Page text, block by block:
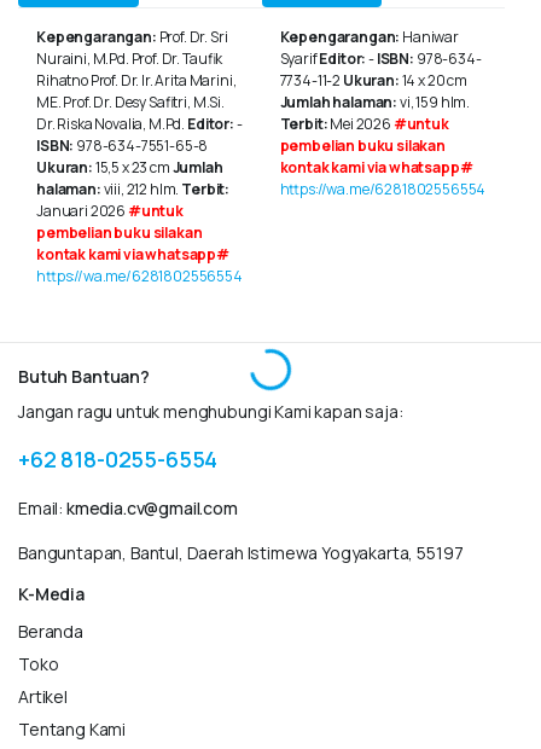
Kepengarangan: Prof. Dr. Sri
Nuraini, M.Pd. Prof. Dr. Taufik
Rihatno Prof. Dr. Ir. Arita Marini,
ME. Prof. Dr. Desy Safitri, M.Si.
Dr. Riska Novalia, M.Pd. Editor:-
ISBN: 978-634-7551-65-8
Ukuran:15,5 x 23 cmJumlah
halaman:viii, 212 hlm. Terbit:
Januari 2026 #untuk
pembelian buku silakan
kontak kami via whatsapp#
https://wa.me/6281802556554
Kepengarangan: Haniwar
SyarifEditor:-ISBN: 978-634-
7734-11-2 Ukuran:14 x 20 cm
Jumlah halaman:vi, 159 hlm.
Terbit:Mei 2026 #untuk
pembelian buku silakan
kontak kami via whatsapp#
https://wa.me/6281802556554
Butuh Bantuan?
Jangan ragu untuk menghubungi Kami kapan saja:
+62 818-0255-6554
Email: kmedia.cv@gmail.com
Banguntapan, Bantul, Daerah Istimewa Yogyakarta, 55197
K-Media
Beranda
Toko
Artikel
Tentang Kami